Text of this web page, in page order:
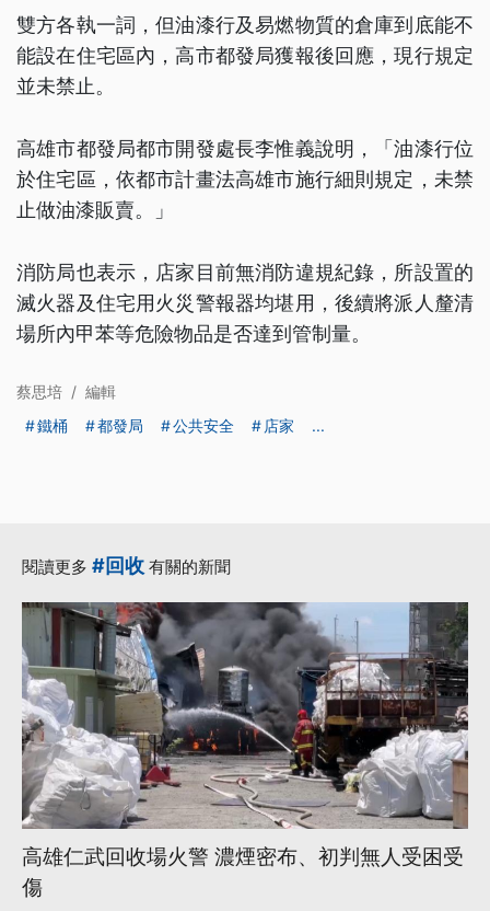
雙方各執一詞，但油漆行及易燃物質的倉庫到底能不
能設在住宅區內，高市都發局獲報後回應，現行規定
並未禁止。
高雄市都發局都市開發處長李惟義說明，「油漆行位
於住宅區，依都市計畫法高雄市施行細則規定，未禁
止做油漆販賣。」
消防局也表示，店家目前無消防違規紀錄，所設置的
滅火器及住宅用火災警報器均堪用，後續將派人釐清
場所內甲苯等危險物品是否達到管制量。
蔡思培 / 編輯
鐵桶
都發局 公共安全 店家 ...
閱讀更多 #回收 有關的新聞
高雄仁武回收場火警 濃煙密布、初判無人受困受
傷